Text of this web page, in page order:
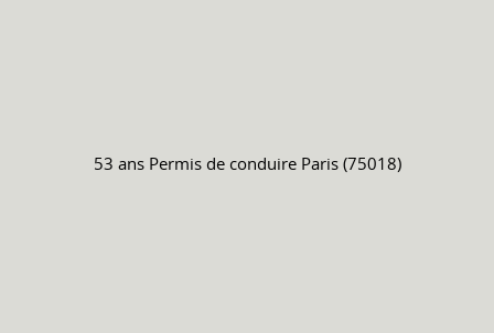
53 ans Permis de conduire Paris (75018)